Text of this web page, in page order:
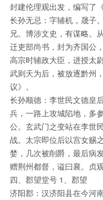
封建伦理观出发，编写了
长孙无忌：字辅机，晟子
兄。博涉文史，有谋略。
迁吏部尚书，封为齐国公
高宗时辅政大臣，进授太
武则天为后，被放逐黔州
议》。
长孙顺德：李世民文德皇
兵，一路上攻城陷地，多
公。玄武门之变站在李世
战。太宗即位后以宫女赐
婪，几次被削爵，最后病
赠荆州都督，谥曰襄。贞
四、郡望堂号 1、郡望
济阳郡：汉济阳县在今河